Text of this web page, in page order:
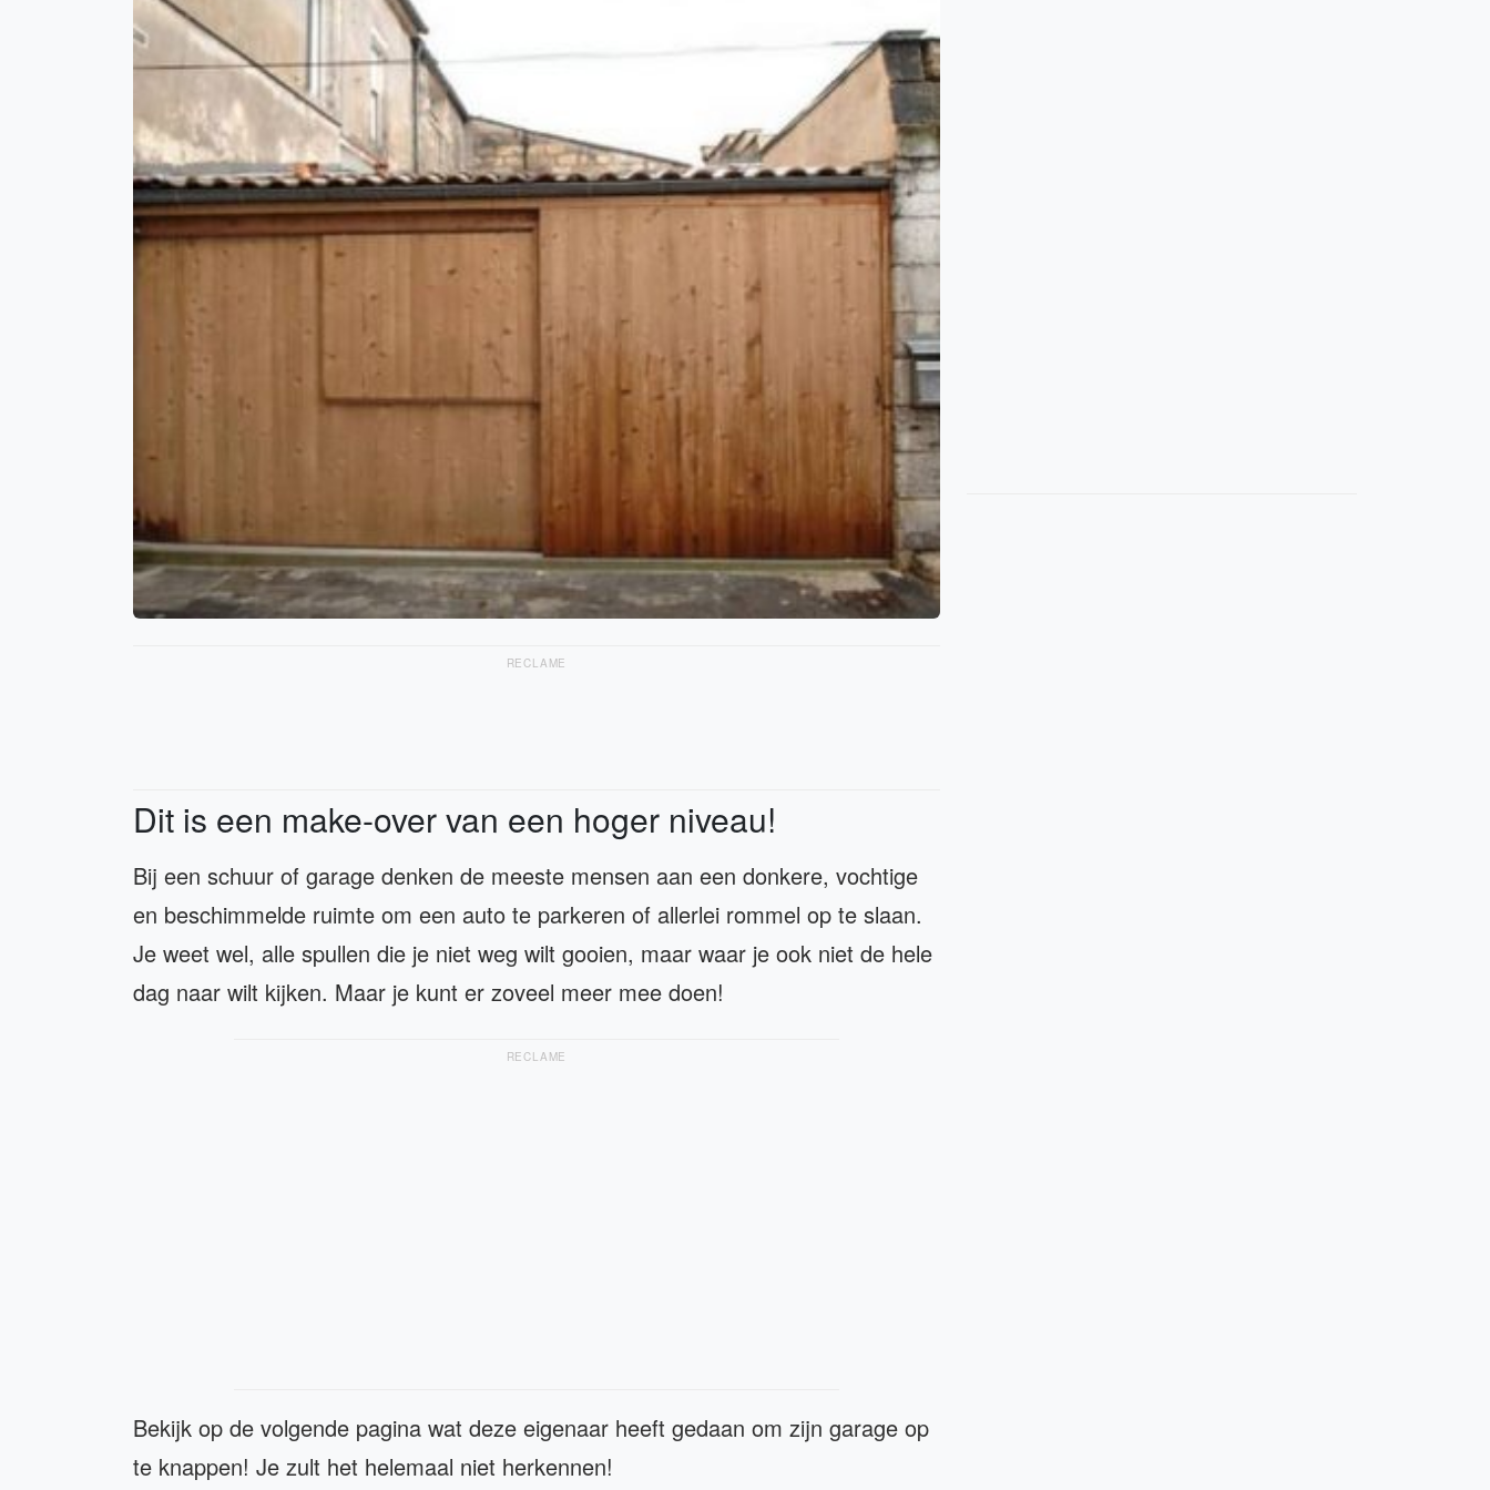
RECLAME
Dit is een make-over van een hoger niveau!
Bij een schuur of garage denken de meeste mensen aan een donkere, vochtige
en beschimmelde ruimte om een auto te parkeren of allerlei rommel op te slaan.
Je weet wel, alle spullen die je niet weg wilt gooien, maar waar je ook niet de hele
dag naar wilt kijken. Maar je kunt er zoveel meer mee doen!
RECLAME
Bekijk op de volgende pagina wat deze eigenaar heeft gedaan om zijn garage op
te knappen! Je zult het helemaal niet herkennen!